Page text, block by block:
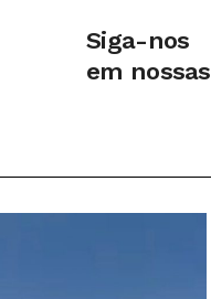
Siga-nos
em nossas